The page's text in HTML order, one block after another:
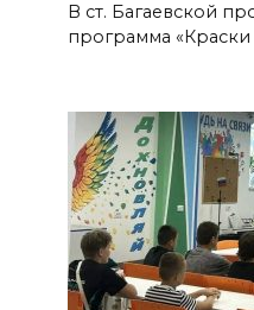
В ст. Багаевской
программа «Краски